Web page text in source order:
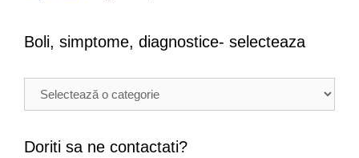
Boli, simptome, diagnostice- selecteaza
iDoriti sa ne contactati?